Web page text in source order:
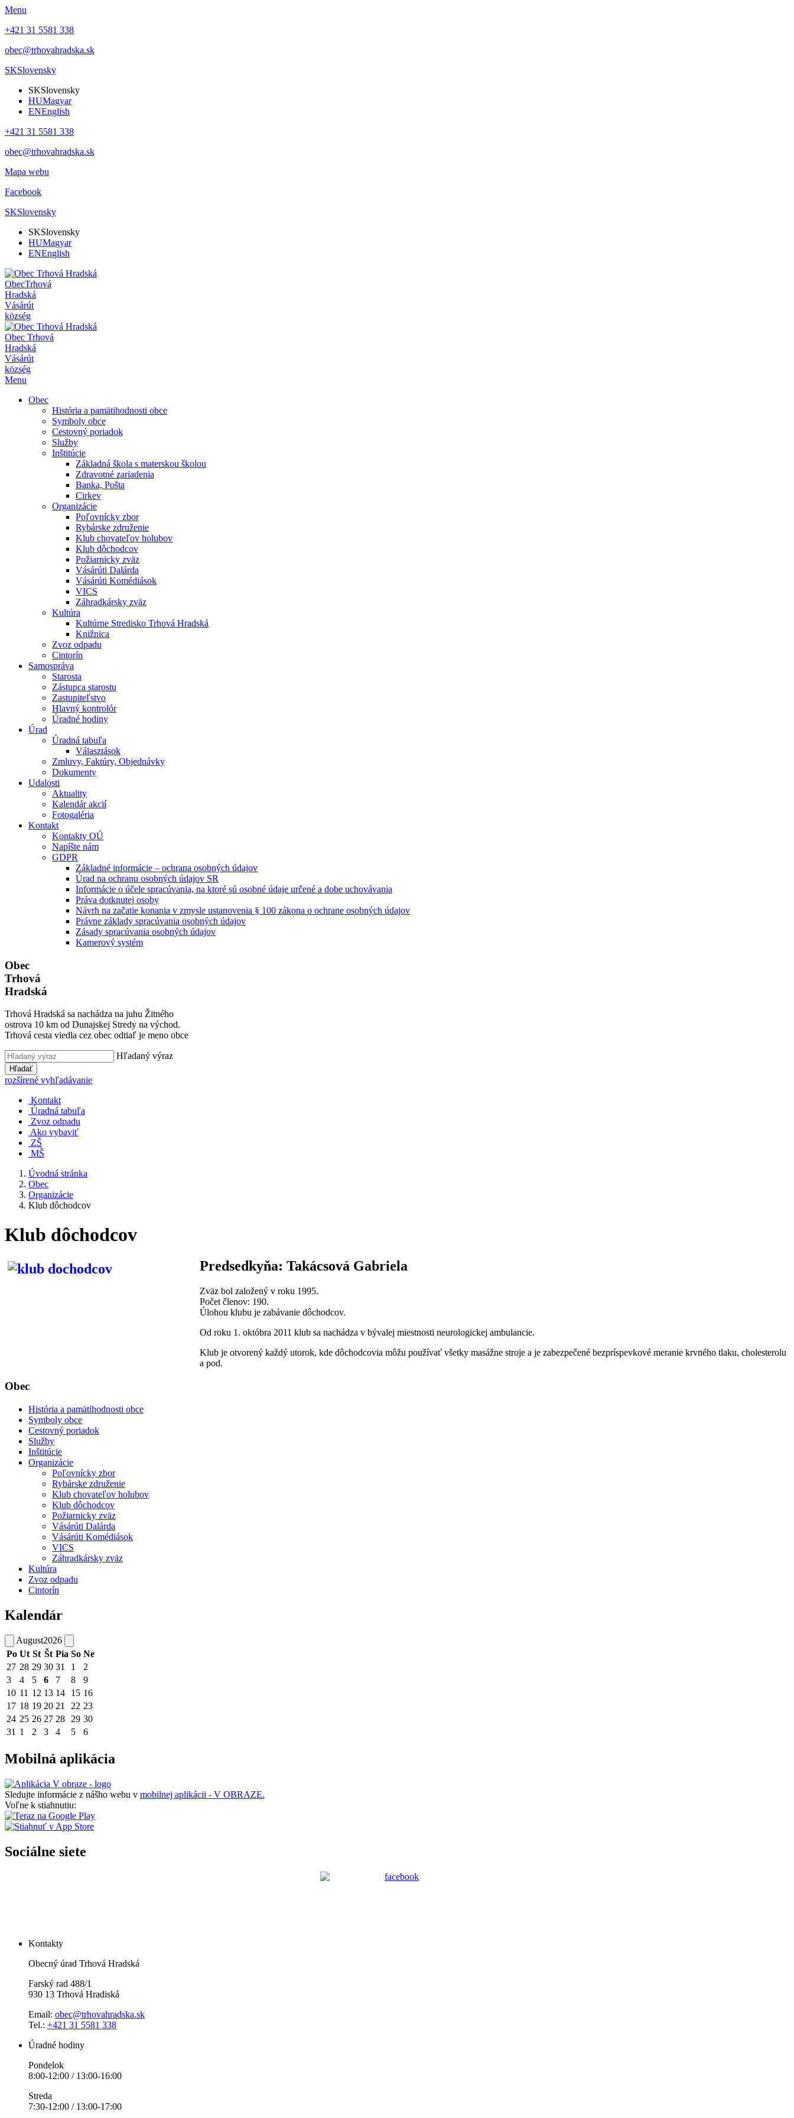
Menu
+421 31 5581 338
obec@trhovahradska.sk
SKSlovensky
SKSlovensky
HUMagyar
ENEnglish
+421 31 5581 338
obec@trhovahradska.sk
Mapa webu
Facebook
SKSlovensky
SKSlovensky
HUMagyar
ENEnglish
ObecTrhová
Hradská
Vásárút
község
Obec Trhová
Hradská
Vásárút
község
Menu
Obec
História a pamätihodnosti obce
Symboly obce
Cestovný poriadok
Služby
Inštitúcie
Základná škola s materskou školou
Zdravotné zariadenia
Banka, Pošta
Cirkev
Organizácie
Poľovnícky zbor
Rybárske združenie
Klub chovateľov holubov
Klub dôchodcov
Požiarnicky zväz
Vásárúti Dalárda
Vásárúti Komédiások
VICS
Záhradkársky zväz
Kultúra
Kultúrne Stredisko Trhová Hradská
Knižnica
Zvoz odpadu
Cintorín
Samospráva
Starosta
Zástupca starostu
Zastupiteľstvo
Hlavný kontrolór
Úradné hodiny
Úrad
Úradná tabuľa
Választások
Zmluvy, Faktúry, Objednávky
Dokumenty
Udalosti
Aktuality
Kalendár akcií
Fotogaléria
Kontakt
Kontakty OÚ
Napíšte nám
GDPR
Základné informácie – ochrana osobných údajov
Úrad na ochranu osobných údajov SR
Informácie o účele spracúvania, na ktoré sú osobné údaje určené a dobe uchovávania
Práva dotknutej osoby
Návrh na začatie konania v zmysle ustanovenia § 100 zákona o ochrane osobných údajov
Právne základy spracúvania osobných údajov
Zásady spracúvania osobných údajov
Kamerový systém
Obec
Trhová
Hradská
Trhová Hradská sa nachádza na juhu Žitného
ostrova 10 km od Dunajskej Stredy na východ.
Trhová cesta viedla cez obec odtiaľ je meno obce
Hľadaný výraz
Hľadať
rozšírené vyhľadávanie
Kontakt
Úradná tabuľa
Zvoz odpadu
Ako vybaviť
ZŠ
MŠ
Úvodná stránka
Obec
Organizácie
Klub dôchodcov
Klub dôchodcov
Predsedkyňa: Takácsová Gabriela
Zväz bol založený v roku 1995.
Počet členov: 190.
Úlohou klubu je zabávanie dôchodcov.
Od roku 1. októbra 2011 klub sa nachádza v bývalej miestnosti neurologickej ambulancie.
Klub je otvorený každý utorok, kde dôchodcovia môžu používať všetky masážne stroje a je zabezpečené bezpríspevkové meranie krvného tlaku, cholesterolu
a pod.
Obec
História a pamätihodnosti obce
Symboly obce
Cestovný poriadok
Služby
Inštitúcie
Organizácie
Poľovnícky zbor
Rybárske združenie
Klub chovateľov holubov
Klub dôchodcov
Požiarnicky zväz
Vásárúti Dalárda
Vásárúti Komédiások
VICS
Záhradkársky zväz
Kultúra
Zvoz odpadu
Cintorín
Kalendár
August2026
Po Ut St Št Pia So Ne
27 28 29 30 31 1
2
3
4 5 6 7 8
9
10 11 12 13 14 15 16
17 18 19 20 21 22 23
24 25 26 27 28 29 30
31 1 2 3 4 5 6
Mobilná aplikácia
Sledujte informácie z nášho webu v mobilnej aplikácii - V OBRAZE.
Voľne k stiahnutiu:
Sociálne siete
Kontakty
Obecný úrad Trhová Hradská
Farský rad 488/1
930 13 Trhová Hradiská
Email: obec@trhovahradska.sk
Tel.: +421 31 5581 338
Úradné hodiny
Pondelok
8:00-12:00 / 13:00-16:00
Streda
7:30-12:00 / 13:00-17:00